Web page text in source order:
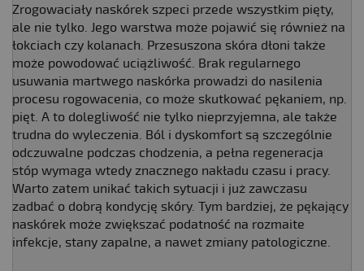
Zrogowaciały naskórek szpeci przede wszystkim pięty,
ale nie tylko. Jego warstwa może pojawić się również na
łokciach czy kolanach. Przesuszona skóra dłoni także
może powodować uciążliwość. Brak regularnego
usuwania martwego naskórka prowadzi do nasilenia
procesu rogowacenia, co może skutkować pękaniem, np.
pięt. A to dolegliwość nie tylko nieprzyjemna, ale także
trudna do wyleczenia. Ból i dyskomfort są szczególnie
odczuwalne podczas chodzenia, a pełna regeneracja
stóp wymaga wtedy znacznego nakładu czasu i pracy.
Warto zatem unikać takich sytuacji i już zawczasu
zadbać o dobrą kondycję skóry. Tym bardziej, że pękający
naskórek może zwiększać podatność na rozmaite
infekcje, stany zapalne, a nawet zmiany patologiczne.